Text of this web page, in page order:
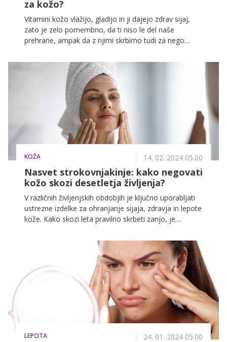
za kožo?
Vitamini kožo vlažijo, gladijo in ji dajejo zdrav sijaj,
zato je zelo pomembno, da ti niso le del naše
prehrane, ampak da z njimi skrbimo tudi za nego
vitaminov, ki so za kožo najbolj pomembni, in vedeti,
zakaj bi katerega od njih sploh morale vključiti v svojo
lepotno rutino.
KOŽA 14. 02. 2024 05.00
Nasvet strokovnjakinje: kako negovati
kožo skozi desetletja življenja?
V različnih življenjskih obdobjih je ključno uporabljati
ustrezne izdelke za ohranjanje sijaja, zdravja in lepote
kože. Kako skozi leta pravilno skrbeti zanjo, je
medicinska sestra, Laura Sardinšek.
LEPOTA 24. 01. 2024 05.00